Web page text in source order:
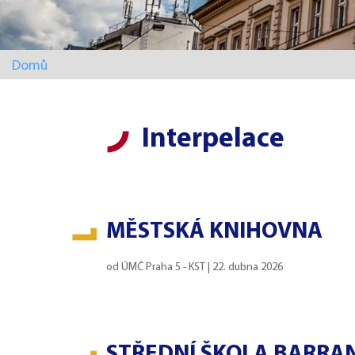
Domů
Interpelace
MĚSTSKÁ KNIHOVNA
odÚMČ Praha 5 - KST 22. dubna 2026